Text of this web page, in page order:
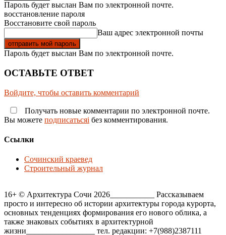
Пароль будет выслан Вам по электронной почте.
восстановление пароля
Восстановите свой пароль
Ваш адрес электронной почты
Пароль будет выслан Вам по электронной почте.
ОСТАВЬТЕ ОТВЕТ
Войдите, чтобы оставить комментарий
Получать новые комментарии по электронной почте.
Вы можете подписатьсяi без комментирования.
Ссылки
Сочинский краевед
Строительный журнал
16+ © Архитектура Сочи 2026___________ Рассказываем
просто и интересно об истории архитектуры города курорта,
основных тенденциях формирования его нового облика, а
также знаковых событиях в архитектурной
жизни_________________ тел. редакции: +7(988)2387111